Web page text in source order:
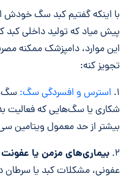
با اینکه گفتیم کبد سگ خودش
پیش میاد که تولید داخلی کبد
تجویز کنه:
۱. استرس و افسردگی سگ:
شکاری یا سگ‌هایی که فعالیت
بیشتر از حد معمول ویتامین
۲. بیماری‌های مزمن یا
عفونی، مشکلات کبد یا